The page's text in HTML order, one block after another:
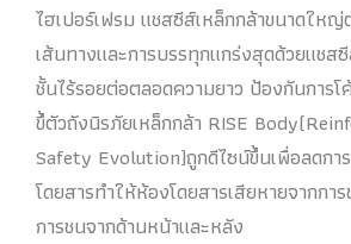
ไฮเปอร์เฟรม แชสซีส์เหล็กกล้าขนาดให
เส้นทางและการบรรทุกแกร่งสุดด้วยแชส
ชั้นไร้รอยต่อตลอดความยาว ป้องกันการ
ขึ้ตัวถังนิรภัยเหล็กกล้า RISE
Safety Evolution)ถูกดีไซน์ขึ้นเพื่อลดกา
โดยสารทำให้ห้องโดยสารเสียหายจากกา
การชนจากด้านหน้าและหลัง